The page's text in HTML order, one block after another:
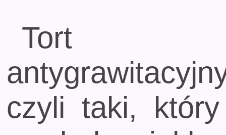
Tort
czyli taki, który